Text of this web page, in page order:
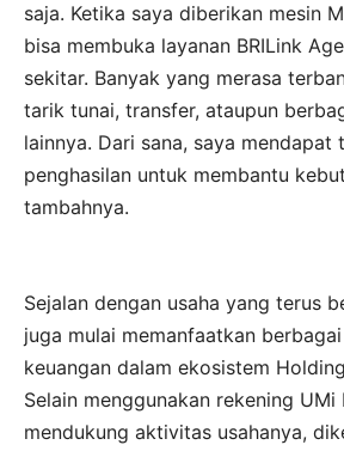
saja. Ketika saya diberikan mesin
bisa membuka layanan BRILink
sekitar. Banyak yang merasa
tarik tunai, transfer, ataupun
lainnya. Dari sana, saya mendapat
penghasilan untuk membantu
tambahnya.
Sejalan dengan usaha yang terus
juga mulai memanfaatkan
keuangan dalam ekosistem
Selain menggunakan rekening
mendukung aktivitas usahanya,